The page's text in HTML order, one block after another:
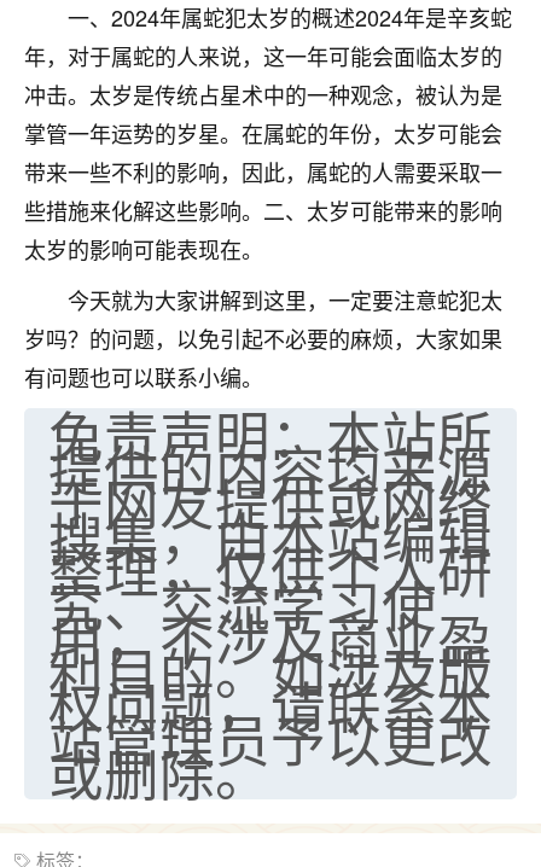
一、2024年属蛇犯太岁的概述2024年是辛亥蛇
年，对于属蛇的人来说，这一年可能会面临太岁的
冲击。太岁是传统占星术中的一种观念，被认为是
掌管一年运势的岁星。在属蛇的年份，太岁可能会
带来一些不利的影响，因此，属蛇的人需要采取一
些措施来化解这些影响。二、太岁可能带来的影响
太岁的影响可能表现在。
今天就为大家讲解到这里，一定要注意蛇犯太
岁吗？的问题，以免引起不必要的麻烦，大家如果
有问题也可以联系小编。
免责声明：本站所
提供的内容均来源
于网友提供或网络
搜集，由本站编辑
整理，仅供个人研
究、交流学习使
用，不涉及商业盈
利目的。如涉及版
权问题，请联系本
站管理员予以更改
或删除。
标签：
优秀的张同学
老师收徒吗？？我对这些很感兴趣
2天前 来自山西 15